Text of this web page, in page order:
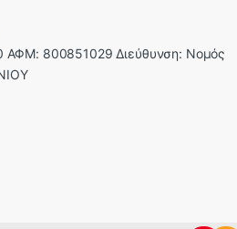
ΑΦΜ: 800851029 Διεύθυνση: Νομός